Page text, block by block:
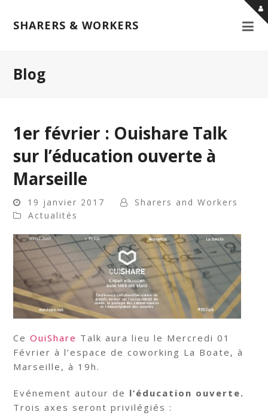
SHARERS & WORKERS
Blog
1er février : Ouishare Talk
sur l’éducation ouverte à
Marseille
19 janvier 2017
Sharers and Workers
Actualités
CeOuiShare Talk aura lieu le Mercredi 01
Février à l’espace de coworking La Boate, à
Marseille, à 19h.
Evénement autour de l’éducation ouverte.
Trois axes seront privilégiés :